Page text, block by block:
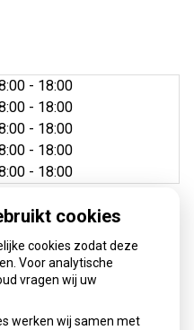
- 18:00
- 18:00
- 18:00
- 18:00
- 18:00
cookies
cookies zodat deze
Voor analytische
vragen wij uw
werken wij samen met